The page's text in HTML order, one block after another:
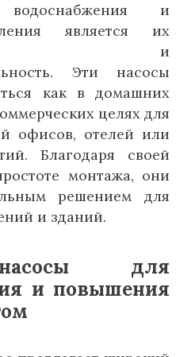
и
является их
и
Эти насосы
как в домашних
целях для
офисов, отелей или
Благодаря своей
монтажа, они
решением для
и зданий.
для
и повышения